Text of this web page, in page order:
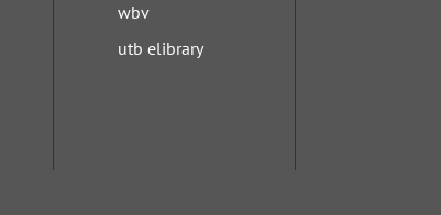
wbv
utb elibrary